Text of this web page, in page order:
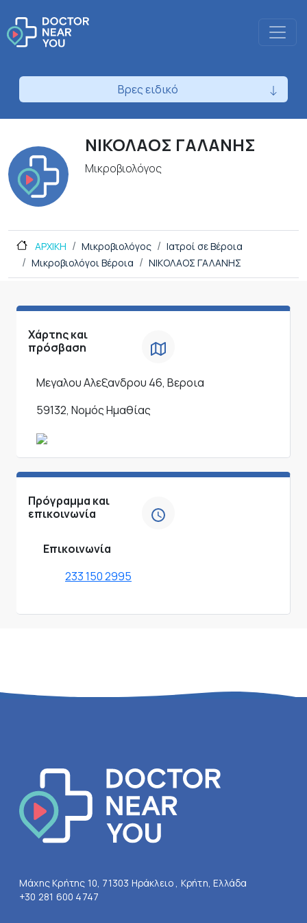
Βρες ειδικό
ΝΙΚΟΛΑΟΣ ΓΑΛΑΝΗΣ
Μικροβιολόγος
ΑΡΧΙΚΗ Μικροβιολόγος
Ιατροί σε Βέροια
Μικροβιολόγοι Βέροια
ΝΙΚΟΛΑΟΣ ΓΑΛΑΝΗΣ
Χάρτης και
πρόσβαση
Μεγαλου Αλεξανδρου 46, Βεροια
59132, Νομός Ημαθίας
Πρόγραμμα και
επικοινωνία
Επικοινωνία
233 150 2995
Μάχης Κρήτης 10, 71303 Ηράκλειο , Κρήτη, Ελλάδα
+30 281 600 4747